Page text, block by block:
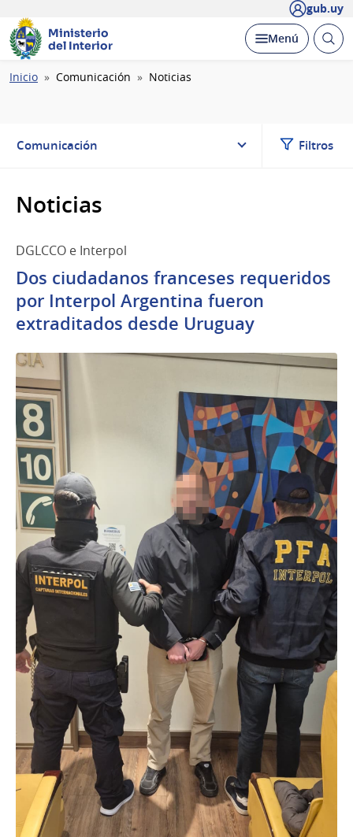
gub.uy
Ministerio
del Interior
Desplegar
Menú Abrir
Ruta
Inicio Comunicación Noticias
Comunicación Filtros
Noticias
DGLCCO e Interpol
Dos ciudadanos franceses requeridos
por Interpol Argentina fueron
extraditados desde Uruguay